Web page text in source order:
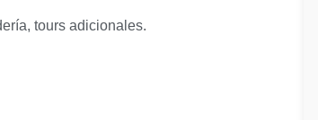
tours adicionales.